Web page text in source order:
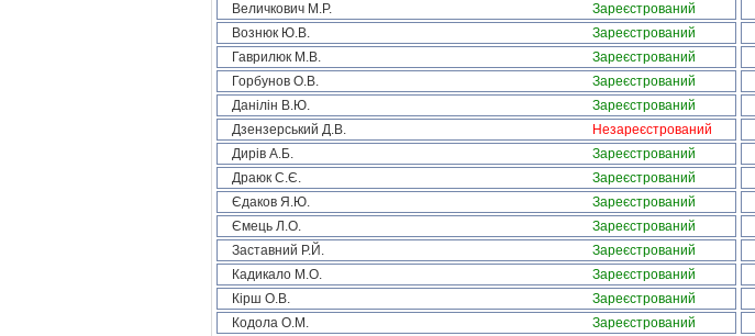
Величкович М.Р.
Зареєстрований
Вознюк Ю.В.
Зареєстрований
Гаврилюк М.В.
Зареєстрований
Горбунов О.В.
Зареєстрований
Данілін В.Ю.
Зареєстрований
Дзензерський Д.В.
Незареєстрований
Дирів А.Б.
Зареєстрований
Драюк С.Є.
Зареєстрований
Єдаков Я.Ю.
Зареєстрований
Ємець Л.О.
Зареєстрований
Заставний Р.Й.
Зареєстрований
Кадикало М.О.
Зареєстрований
Кірш О.В.
Зареєстрований
Кодола О.М.
Зареєстрований